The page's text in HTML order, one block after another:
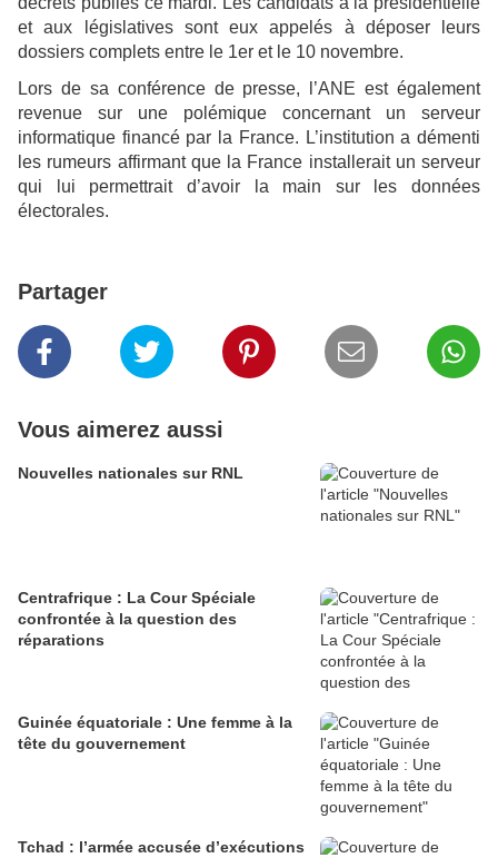
et aux législatives sont eux appelés à déposer leurs
dossiers complets entre le 1er et le 10 novembre.
Lors de sa conférence de presse, l’ANE est également
revenue sur une polémique concernant un serveur
informatique financé par la France. L’institution a démenti
les rumeurs affirmant que la France installerait un serveur
qui lui permettrait d’avoir la main sur les données
électorales.
Partager
Vous aimerez aussi
Nouvelles nationales sur RNL
Centrafrique : La Cour Spéciale
confrontée à la question des
réparations
Guinée équatoriale : Une femme à la
tête du gouvernement
Tchad : l’armée accusée d’exécutions